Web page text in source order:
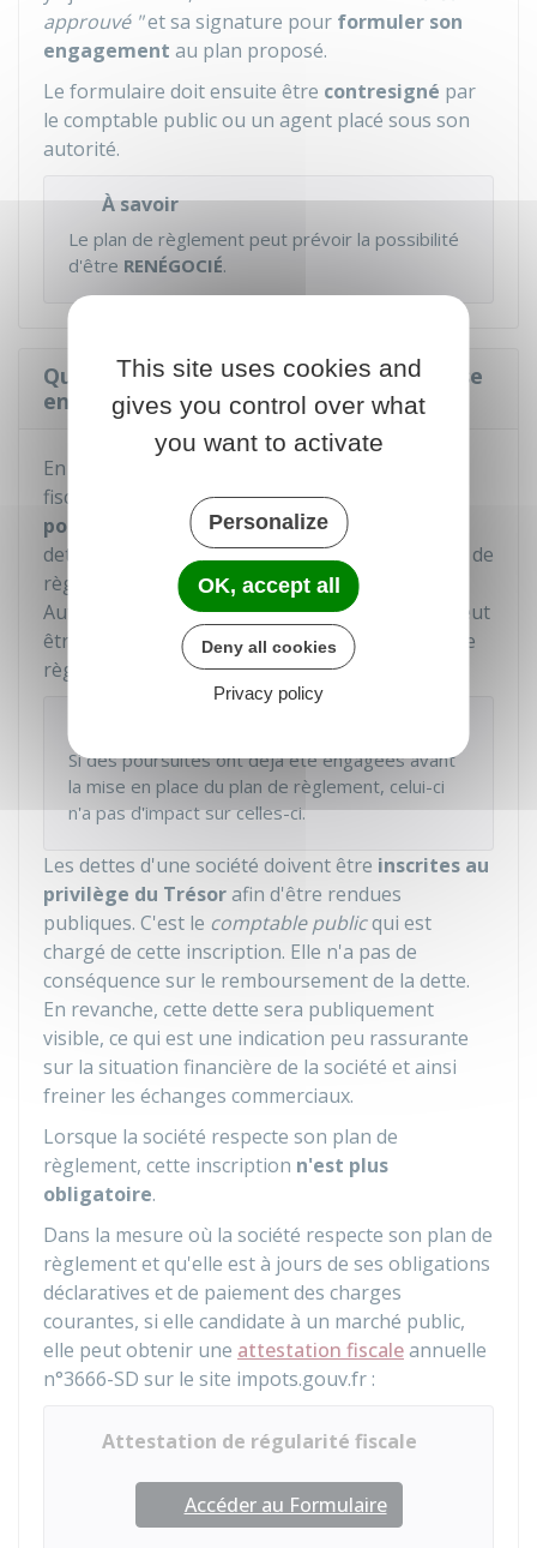
approuvé "et sa signature pour formuler son
engagement au plan proposé.
Le formulaire doit ensuite être contresigné par
le comptable public ou un agent placé sous son
autorité.
À savoir
Le plan de règlement peut prévoir la possibilité
d'être RENÉGOCIÉ.
Quelles sont les conséquences de la mise
en place d'un plan de règlement ?
En cas de
fiscales d'une société, l'État peutengager des
poursuites
pour obtenir le règlement de ses
dettes. Lorsque ces dettes font partie d'un plan de
règlement, les poursuites sontsuspendues
Autrement dit, aucun recouvrement forcé ne peut
être fait tant que la société respecte son plan de
règlement.
Si des poursuites ont déjà été engagées avant
la mise en place du plan de règlement, celui-ci
n'a pas d'impact sur celles-ci.
Les dettes d'une société doivent être inscrites au
privilège du Trésorafin d'être rendues
publiques. C'est le comptable publicqui est
chargé de cette inscription. Elle n'a pas de
conséquence sur le remboursement de la dette.
En revanche, cette dette sera publiquement
visible, ce qui est une indication peu rassurante
sur la situation financière de la société et ainsi
freiner les échanges commerciaux.
Lorsque la société respecte son plan de
règlement, cette inscription n'est plus
obligatoire.
Dans la mesure où la société respecte son plan de
règlement et qu'elle est à jours de ses obligations
déclaratives et de paiement des charges
courantes, si elle candidate à un marché public,
elle peut obtenir une attestation fiscaleannuelle
n°3666-SD sur le site impots.gouv.fr :
Attestation de régularité fiscale
Accéder au Formulaire
This site uses cookies and
gives you control over what
you want to activate
Personalize
OK, accept all
Deny all cookies
Privacy policy